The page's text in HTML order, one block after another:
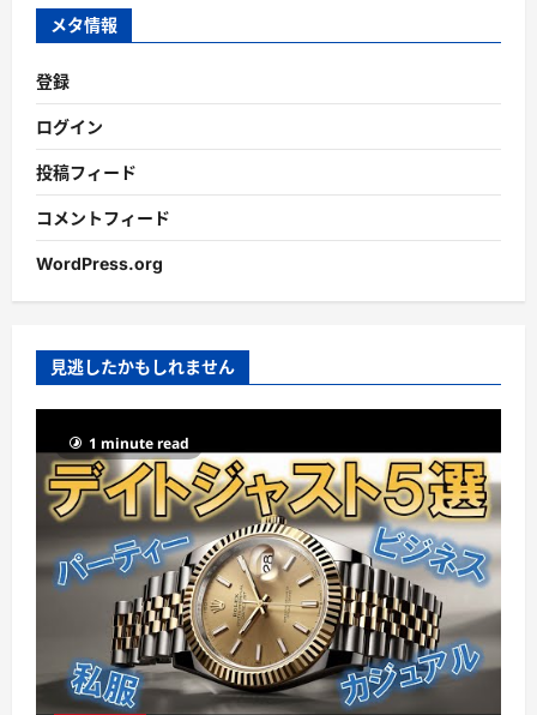
メタ情報
登録
ログイン
投稿フィード
コメントフィード
WordPress.org
見逃したかもしれません
1 minute read